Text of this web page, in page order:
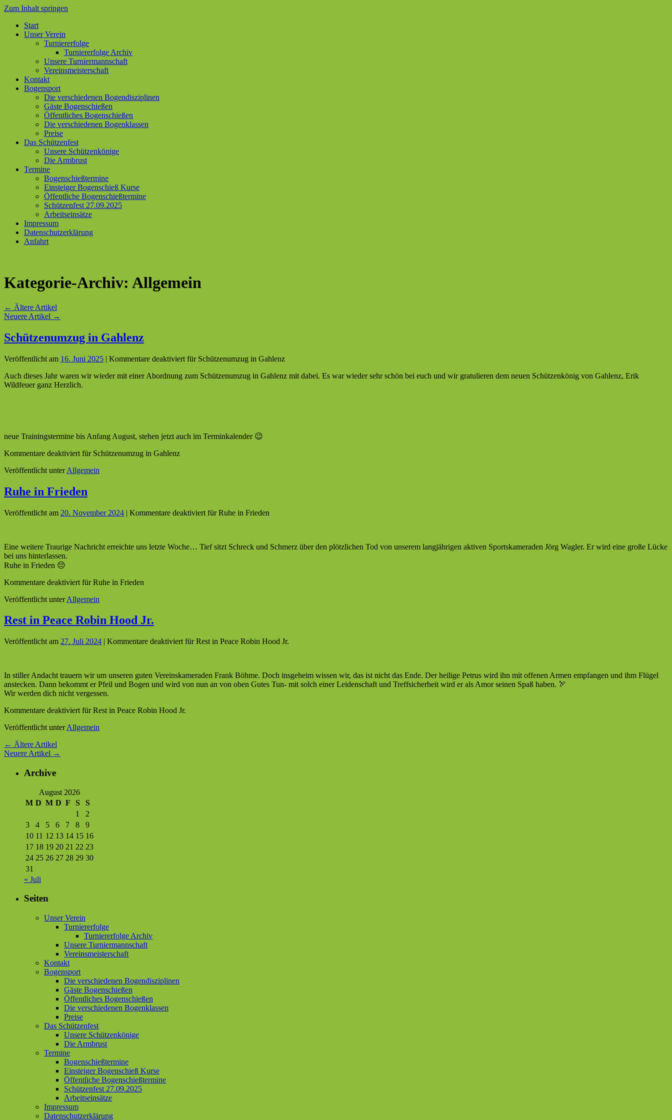
Zum Inhalt springen
Start
Unser Verein
Turniererfolge
Turniererfolge Archiv
Unsere Turniermannschaft
Vereinsmeisterschaft
Kontakt
Bogensport
Die verschiedenen Bogendisziplinen
Gäste Bogenschießen
Öffentliches Bogenschießen
Die verschiedenen Bogenklassen
Preise
Das Schützenfest
Unsere Schützenkönige
Die Armbrust
Termine
Bogenschießtermine
Einsteiger Bogenschieß Kurse
Öffentliche Bogenschießtermine
Schützenfest 27.09.2025
Arbeitseinsätze
Impressum
Datenschutzerklärung
Anfahrt
Kategorie-Archiv: Allgemein
← Ältere Artikel
Neuere Artikel →
Schützenumzug in Gahlenz
Veröffentlicht am 16. Juni 2025 | Kommentare deaktiviert für Schützenumzug in Gahlenz
Auch dieses Jahr waren wir wieder mit einer Abordnung zum Schützenumzug in Gahlenz mit dabei. Es war wieder sehr schön bei euch und wir gratulieren dem neuen Schützenkönig von Gahlenz, Erik
Wildfeuer ganz Herzlich.
neue Trainingstermine bis Anfang August, stehen jetzt auch im Terminkalender 😉
Kommentare deaktiviert für Schützenumzug in Gahlenz
Veröffentlicht unter Allgemein
Ruhe in Frieden
Veröffentlicht am 20. November 2024 | Kommentare deaktiviert für Ruhe in Frieden
Eine weitere Traurige Nachricht erreichte uns letzte Woche… Tief sitzt Schreck und Schmerz über den plötzlichen Tod von unserem langjährigen aktiven Sportskameraden Jörg Wagler. Er wird eine große Lücke
bei uns hinterlassen.
Ruhe in Frieden 😔
Kommentare deaktiviert für Ruhe in Frieden
Veröffentlicht unter Allgemein
Rest in Peace Robin Hood Jr.
Veröffentlicht am 27. Juli 2024 | Kommentare deaktiviert für Rest in Peace Robin Hood Jr.
In stiller Andacht trauern wir um unseren guten Vereinskameraden Frank Böhme. Doch insgeheim wissen wir, das ist nicht das Ende. Der heilige Petrus wird ihn mit offenen Armen empfangen und ihm Flügel
anstecken. Dann bekommt er Pfeil und Bogen und wird von nun an von oben Gutes Tun- mit solch einer Leidenschaft und Treffsicherheit wird er als Amor seinen Spaß haben. 🏹
Wir werden dich nicht vergessen.
Kommentare deaktiviert für Rest in Peace Robin Hood Jr.
Veröffentlicht unter Allgemein
← Ältere Artikel
Neuere Artikel →
Archive
August 2026
M D M D F S
S
1
2
3
4 5 6 7 8
9
10 11 12 13 14 15 16
17 18 19 20 21 22 23
24 25 26 27 28 29 30
31
« Juli
Seiten
Unser Verein
Turniererfolge
Turniererfolge Archiv
Unsere Turniermannschaft
Vereinsmeisterschaft
Kontakt
Bogensport
Die verschiedenen Bogendisziplinen
Gäste Bogenschießen
Öffentliches Bogenschießen
Die verschiedenen Bogenklassen
Preise
Das Schützenfest
Unsere Schützenkönige
Die Armbrust
Termine
Bogenschießtermine
Einsteiger Bogenschieß Kurse
Öffentliche Bogenschießtermine
Schützenfest 27.09.2025
Arbeitseinsätze
Impressum
Datenschutzerklärung